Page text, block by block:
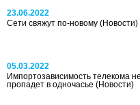
23.06.2022
Сети свяжут по-новому (Новости)
05.03.2022
Импортозависимость телекома не
пропадет в одночасье (Новости)